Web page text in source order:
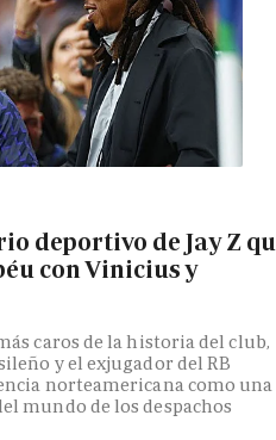
deportivo de Jay Z
con Vinicius y
caros de la historia del club,
y el exjugador del RB
norteamericana como una
mundo de los despachos